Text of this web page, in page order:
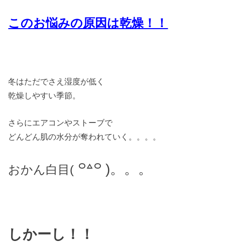
このお悩みの原因は乾燥！！
冬はただでさえ湿度が低く
乾燥しやすい季節。
さらにエアコンやストーブで
どんどん肌の水分が奪われていく。。。。
おかん白目( ꒪꒫꒪ )。 。。
しかーし！！